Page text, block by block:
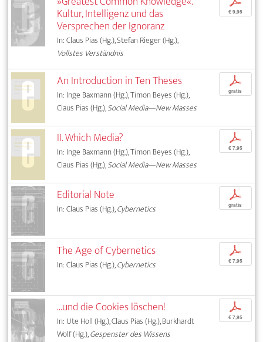
Kultur, Intelligenz und das
Versprechen der Ignoranz
In: Claus Pias (Hg.), Stefan Rieger (Hg.),
Vollstes Verständnis
€ 9,95
An Introduction in Ten Theses
In: Inge Baxmann (Hg.), Timon Beyes (Hg.),
Claus Pias (Hg.),Social Media—New Masses
p
gratis
II. Which Media?
In: Inge Baxmann (Hg.), Timon Beyes (Hg.),
Claus Pias (Hg.),Social Media—New Masses
p
€ 7,95
Editorial Note
In: Claus Pias (Hg.),Cybernetics
p
gratis
The Age of Cybernetics
In: Claus Pias (Hg.),Cybernetics
p
€ 7,95
...und die Cookies löschen!
In: Ute Holl (Hg.), Claus Pias (Hg.), Burkhardt
Wolf (Hg.),Gespenster des Wissens
p
€ 7,95